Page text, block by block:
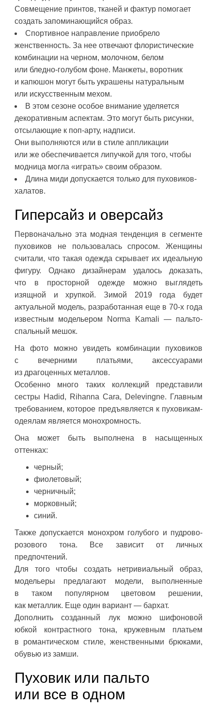
Совмещение принтов, тканей и фактур помогает
создать запоминающийся образ.
Спортивное направление приобрело
женственность. За нее отвечают флористические
комбинации на черном, молочном, белом
или бледно-голубом фоне. Манжеты, воротник
и капюшон могут быть украшены натуральным
или искусственным мехом.
В этом сезоне особое внимание уделяется
декоративным аспектам. Это могут быть рисунки,
отсылающие к поп-арту, надписи.
Они выполняются или в стиле аппликации
или же обеспечивается липучкой для того, чтобы
модница могла «играть» своим образом.
Длина миди допускается только для пуховиков-
халатов.
Гиперсайз и оверсайз
Первоначально эта модная тенденция в сегменте
пуховиков не пользовалась спросом. Женщины
считали, что такая одежда скрывает их идеальную
фигуру. Однако дизайнерам удалось доказать,
что в просторной одежде можно выглядеть
изящной и хрупкой. Зимой 2019 года будет
актуальной модель, разработанная еще в 70-х года
известным модельером Norma Kamali — пальто-
спальный мешок.
На фото можно увидеть комбинации пуховиков
с вечерними платьями, аксессуарами
из драгоценных металлов.
Особенно много таких коллекций представили
сестры Hadid, Rihanna Cara, Delevingne. Главным
требованием, которое предъявляется к пуховикам-
одеялам является монохромность.
Она может быть выполнена в насыщенных
оттенках:
черный;
фиолетовый;
черничный;
морковный;
синий.
Также допускается монохром голубого и пудрово-
розового тона. Все зависит от личных
предпочтений.
Для того чтобы создать нетривиальный образ,
модельеры предлагают модели, выполненные
в таком популярном цветовом решении,
как металлик. Еще один вариант — бархат.
Дополнить созданный лук можно шифоновой
юбкой контрастного тона, кружевным платьем
в романтическом стиле, женственными брюками,
обувью из замши.
Пуховик или пальто
или все в одном